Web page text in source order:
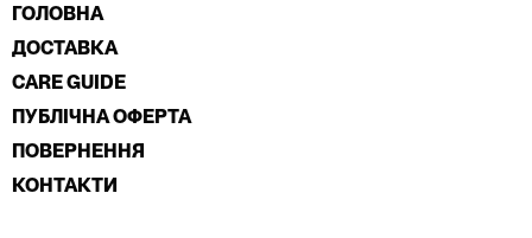
ГОЛОВНА
ДОСТАВКА
CARE GUIDE
ПУБЛІЧНА ОФЕРТА
ПОВЕРНЕННЯ
КОНТАКТИ